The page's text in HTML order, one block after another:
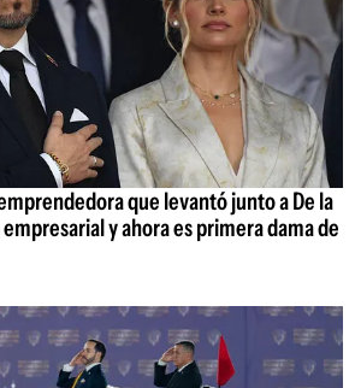
que levantó junto a De la
y ahora es primera dama de